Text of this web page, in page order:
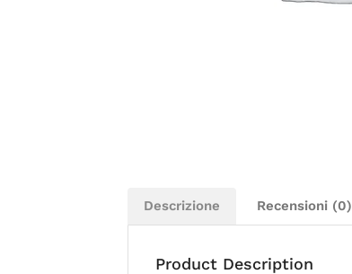
Descrizione Recensioni (0)
Product Description